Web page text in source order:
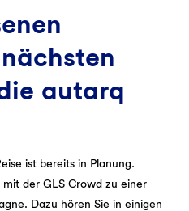
autarq
ist bereits in Planung.
der GLS Crowd zu einer
Dazu hören Sie in einigen